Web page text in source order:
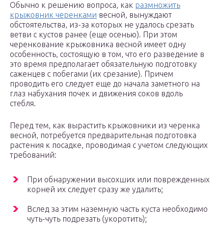
Обычно к решению вопроса, как размножить
крыжовник черенками весной, вынуждают
обстоятельства, из-за которых не удалось срезать
ветви с кустов ранее (еще осенью). При этом
черенкование крыжовника весной имеет одну
особенность, состоящую в том, что его разведение в
это время предполагает обязательную подготовку
саженцев с побегами (их срезание). Причем
проводить его следует еще до начала заметного на
глаз набухания почек и движения соков вдоль
стебля.
Перед тем, как вырастить крыжовники из черенка
весной, потребуется предварительная подготовка
растения к посадке, проводимая с учетом следующих
требований:
При обнаружении высохших или поврежденных
корней их следует сразу же удалить;
Вслед за этим наземную часть куста необходимо
чуть-чуть подрезать (укоротить);